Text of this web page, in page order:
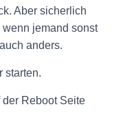
Aber sicherlich
jemand sonst
anders.
starten.
der Reboot Seite